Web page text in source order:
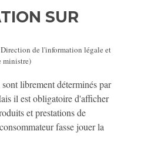
SUR
de l'information légale et
ministre)
librement déterminés par
il est obligatoire d'afficher
et prestations de
fasse jouer la